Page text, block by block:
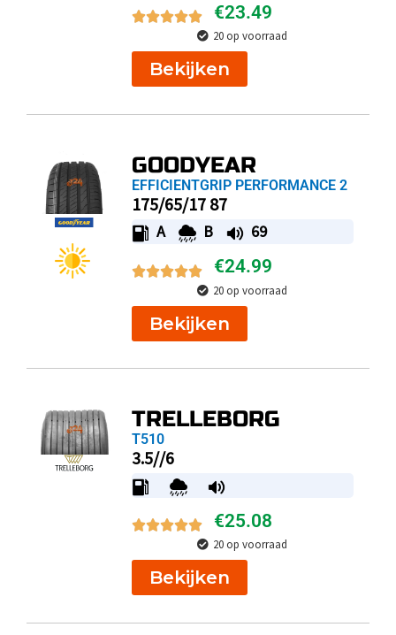
€23.49
20 op voorraad
Bekijken
GOODYEAR
EFFICIENTGRIP PERFORMANCE 2
175/65/17 87
A B 69
€24.99
20 op voorraad
Bekijken
TRELLEBORG
T510
3.5//6
€25.08
20 op voorraad
Bekijken